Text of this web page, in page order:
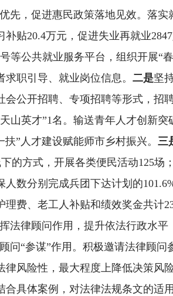
先，促进惠民政策落地见效。 落实
补贴20.4万元，促进失业再就业2847
等公共就业服务平台，组织开展“
职引导、就业岗位信息。 二是坚
会公开招聘、专项招聘等形式，招
天山英才”1名。输送青年人才创新突
扶”人才建设赋能师市乡村振兴。 三
的方式 ，开展各类便民活动125场；
人数分别完成兵团下达计划的
理费、老工人补贴和绩效奖金共计
法律顾问作用，提升依法行政水平
问 “参谋”作用。积极邀请法律顾
风险性，最大程度上降低决策风险
合具体案例，对法律法规条文的适